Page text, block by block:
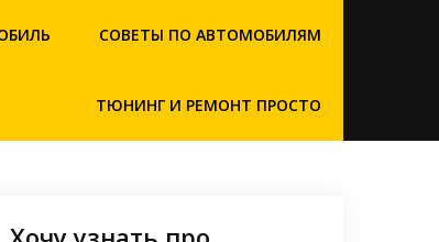
СОВЕТЫ ПО АВТОМОБИЛЯМ
ТЮНИНГ И РЕМОНТ ПРОСТО